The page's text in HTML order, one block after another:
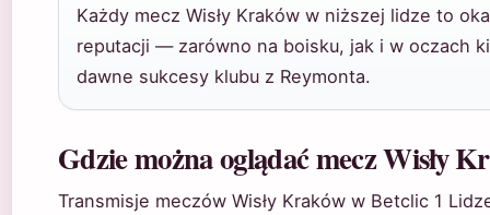
Każdy mecz Wisły Kraków w niższej lidze to
reputacji — zarówno na boisku, jak i w oczach
dawne sukcesy klubu z Reymonta.
Gdzie można oglądać mecz Wisły
Transmisje meczów Wisły Kraków w Betclic 1